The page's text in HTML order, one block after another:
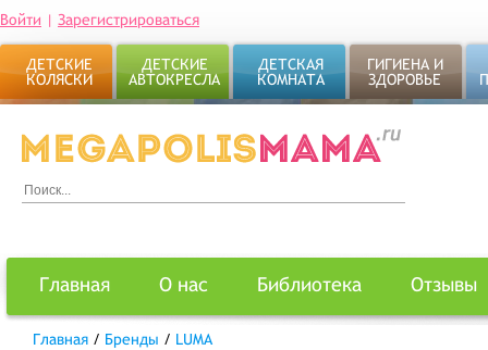
Войти | Зарегистрироваться
ДЕТСКИЕ
КОЛЯСКИ
ДЕТСКИЕ
АВТОКРЕСЛА
ДЕТСКАЯ
КОМНАТА
ГИГИЕНА И
ЗДОРОВЬЕ
Главная О нас Библиотека Отзывы
Главная / Бренды / LUMA